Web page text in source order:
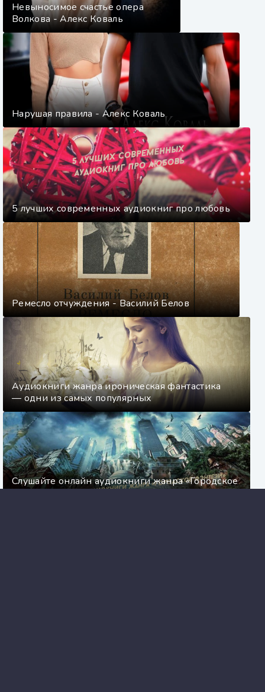
Невыносимое счастье опера
Волкова - Алекс Коваль
Нарушая правила - Алекс Коваль
5 лучших современных аудиокниг про любовь
Ремесло отчуждения - Василий Белов
Аудиокниги жанра ироническая фантастика
— одни из самых популярных
Слушайте онлайн аудиокниги жанра «Городское
фэнтези»